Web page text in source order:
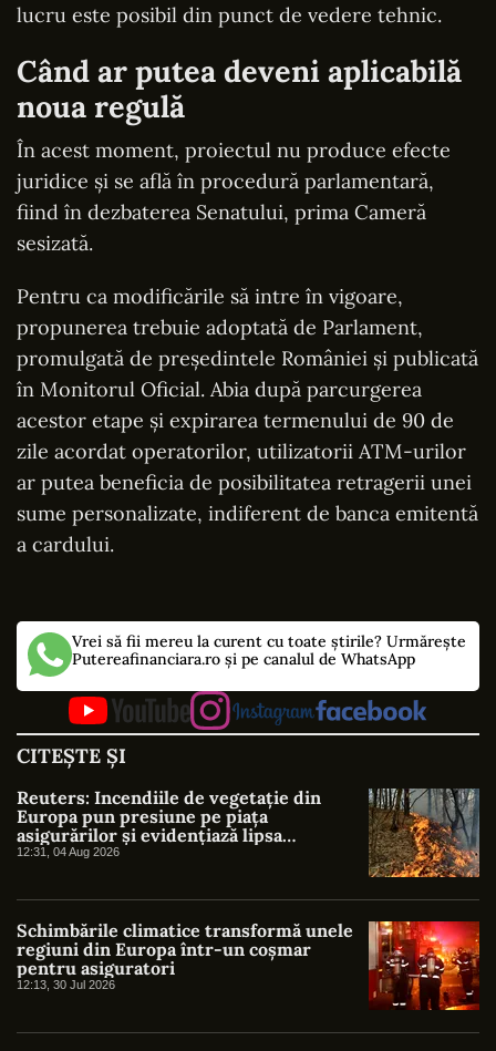
lucru este posibil din punct de vedere tehnic.
Când ar putea deveni aplicabilă
noua regulă
În acest moment, proiectul nu produce efecte
juridice și se află în procedură parlamentară,
fiind în dezbaterea Senatului, prima Cameră
sesizată.
Pentru ca modificările să intre în vigoare,
propunerea trebuie adoptată de Parlament,
promulgată de președintele României și publicată
în Monitorul Oficial. Abia după parcurgerea
acestor etape și expirarea termenului de 90 de
zile acordat operatorilor, utilizatorii ATM-urilor
ar putea beneficia de posibilitatea retragerii unei
sume personalizate, indiferent de banca emitentă
a cardului.
Vrei să fii mereu la curent cu toate știrile? Urmărește
Putereafinanciara.ro și pe canalul de WhatsApp
CITEȘTE ȘI
Reuters: Incendiile de vegetație din
Europa pun presiune pe piața
asigurărilor și evidențiază lipsa
protecției împotriva riscurilor climatice
12:31, 04 Aug 2026
Schimbările climatice transformă unele
regiuni din Europa într-un coșmar
pentru asiguratori
12:13, 30 Jul 2026